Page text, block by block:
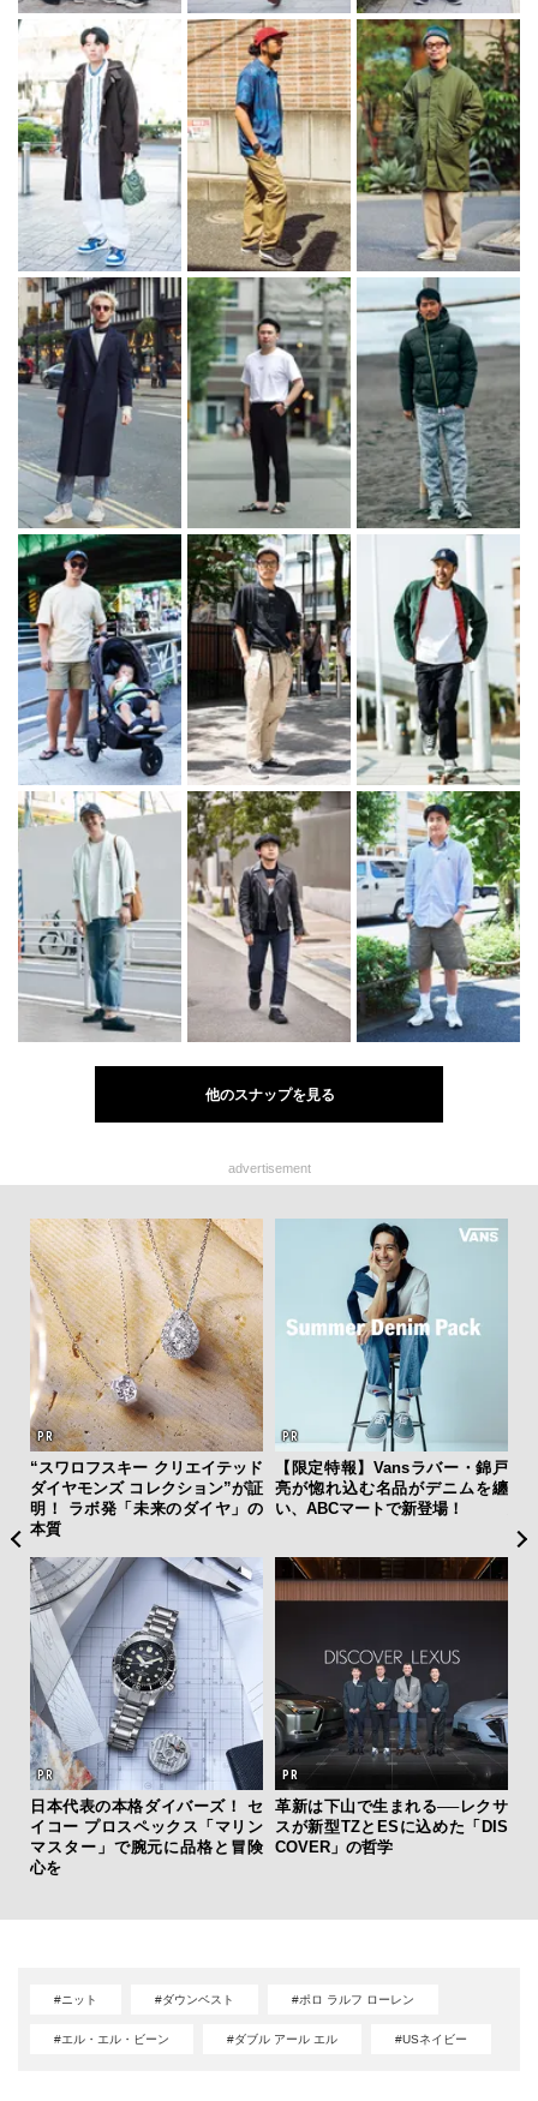
他のスナップを見る
advertisement
“スワロフスキー クリエイテッド
ダイヤモンズ コレクション”が証
明！ ラボ発「未来のダイヤ」の
本質
【限定特報】Vansラバー・錦戸
亮が惚れ込む名品がデニムを纏
い、ABCマートで新登場！
日本代表の本格ダイバーズ！ セ
イコー プロスペックス「マリン
マスター」で腕元に品格と冒険
心を
革新は下山で生まれる──レクサ
スが新型TZとESに込めた「DIS
COVER」の哲学
#ニット #ダウンベスト #ポロ ラルフ ローレン
#エル・エル・ビーン #ダブル アール エル #USネイビー